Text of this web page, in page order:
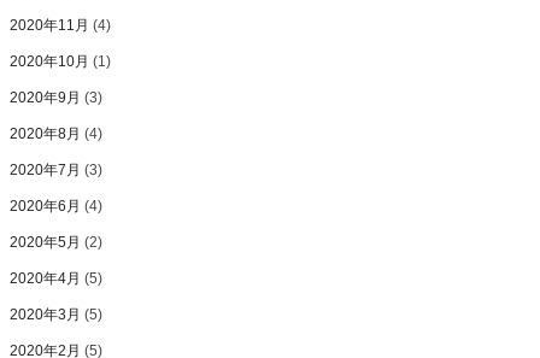
2020年11月 (4)
2020年10月 (1)
2020年9月 (3)
2020年8月 (4)
2020年7月 (3)
2020年6月 (4)
2020年5月 (2)
2020年4月 (5)
2020年3月 (5)
2020年2月 (5)